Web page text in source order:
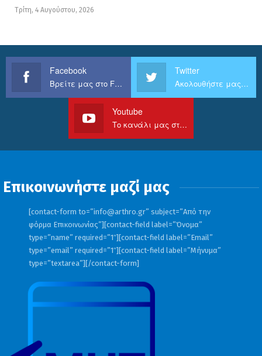
Τρίτη, 4 Αυγούστου, 2026
Facebook
Βρείτε μας στο Facebook
Twitter
Ακολουθήστε μας στο Twitter
Youtube
Το κανάλι μας στο Youtube
Επικοινωνήστε μαζί μας
[contact-form to=”info@arthro.gr” subject=”Από την
φόρμα Επικοινωνίας”][contact-field label=”Όνομα”
type=”name” required=”1″][contact-field label=”Email”
type=”email” required=”1″][contact-field label=”Μήνυμα”
type=”textarea”][/contact-form]